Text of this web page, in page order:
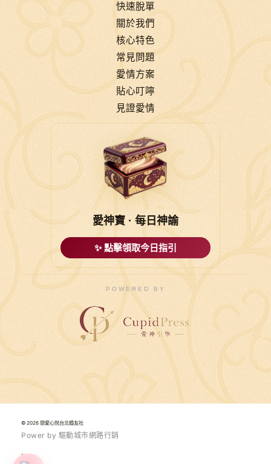
快速脫單
關於我們
核心特色
常見問題
愛情方案
貼心叮嚀
見證愛情
愛神寶 · 每日神諭
✨ 點擊領取今日指引
POWERED BY
© 2026 戀愛心悅台北婚友社
Power by 驅動城市網路行銷
1